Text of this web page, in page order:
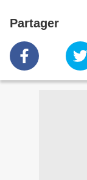
Partager